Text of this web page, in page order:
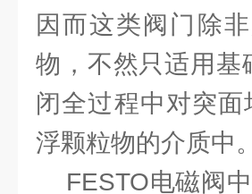
因而这类阀门除
物，不然只适用基
闭全过程中对突
浮颗粒物的介质中。
FESTO电磁阀中